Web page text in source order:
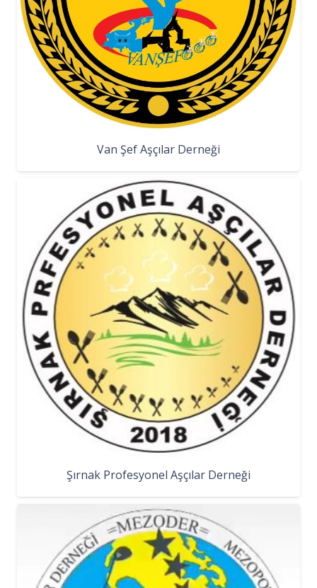
Van Şef Aşçılar Derneği
Şırnak Profesyonel Aşçılar Derneği